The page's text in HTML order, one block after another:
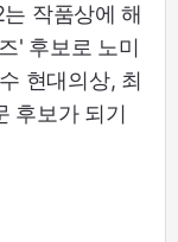
작품상에 해
' 후보로 노미
현대의상, 최
후보가 되기